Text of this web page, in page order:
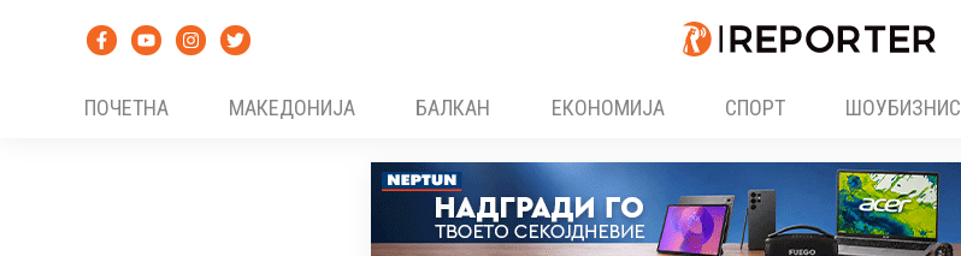
ПОЧЕТНА
МАКЕДОНИЈА БАЛКАН ЕКОНОМИЈА СПОРТ ШОУБИЗНИС